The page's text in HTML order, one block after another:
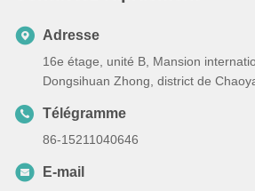
Adresse
16e étage, unité B, Mansion
Dongsihuan Zhong, district de
Télégramme
86-15211040646
E-mail